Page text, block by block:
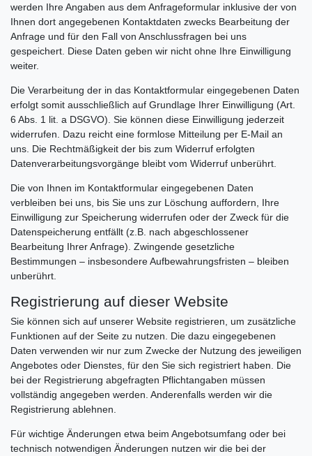
werden Ihre Angaben aus dem Anfrageformular inklusive der von
Ihnen dort angegebenen Kontaktdaten zwecks Bearbeitung der
Anfrage und für den Fall von Anschlussfragen bei uns
gespeichert. Diese Daten geben wir nicht ohne Ihre Einwilligung
weiter.
Die Verarbeitung der in das Kontaktformular eingegebenen Daten
erfolgt somit ausschließlich auf Grundlage Ihrer Einwilligung (Art.
6 Abs. 1 lit. a DSGVO). Sie können diese Einwilligung jederzeit
widerrufen. Dazu reicht eine formlose Mitteilung per E-Mail an
uns. Die Rechtmäßigkeit der bis zum Widerruf erfolgten
Datenverarbeitungsvorgänge bleibt vom Widerruf unberührt.
Die von Ihnen im Kontaktformular eingegebenen Daten
verbleiben bei uns, bis Sie uns zur Löschung auffordern, Ihre
Einwilligung zur Speicherung widerrufen oder der Zweck für die
Datenspeicherung entfällt (z.B. nach abgeschlossener
Bearbeitung Ihrer Anfrage). Zwingende gesetzliche
Bestimmungen – insbesondere Aufbewahrungsfristen – bleiben
unberührt.
Registrierung auf dieser Website
Sie können sich auf unserer Website registrieren, um zusätzliche
Funktionen auf der Seite zu nutzen. Die dazu eingegebenen
Daten verwenden wir nur zum Zwecke der Nutzung des jeweiligen
Angebotes oder Dienstes, für den Sie sich registriert haben. Die
bei der Registrierung abgefragten Pflichtangaben müssen
vollständig angegeben werden. Anderenfalls werden wir die
Registrierung ablehnen.
Für wichtige Änderungen etwa beim Angebotsumfang oder bei
technisch notwendigen Änderungen nutzen wir die bei der